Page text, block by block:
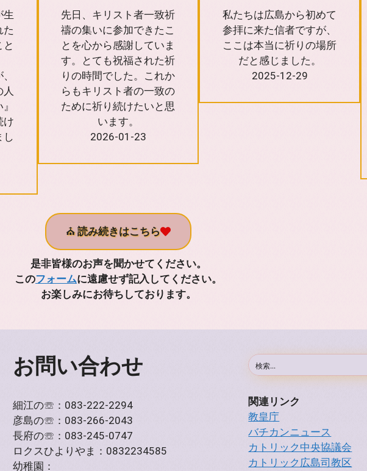
生
た
と
け
し
先日、キリスト者一致祈
禱の集いに参加できたこ
とを心から感謝していま
す。とても祝福された祈
りの時間でした。これか
らもキリスト者の一致の
ために祈り続けたいと思
います。
2026-01-23
私たちは広島から初めて
参拝に来た信者ですが、
ここは本当に祈りの場所
だと感じました。
2025-12-29
⛪読み続きはこちら
是非皆様のお声を聞かせてください。
このフォームに遠慮せず記入してください。
お楽しみにお待ちしております。
お問い合わせ
細江の☏：083-222-2294
彦島の☏：083-266-2043
長府の☏：083-245-0747
ロクスひよりやま：0832234585
幼稚園：
関連リンク
教皇庁
バチカンニュース
カトリック中央協議会
カトリック広島司教区